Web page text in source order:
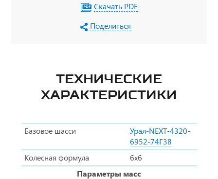
Скачать PDF
Поделиться
ТЕХНИЧЕСКИЕ
ХАРАКТЕРИСТИКИ
Базовое шасси
Урал-NEXT-4320-
6952-74Г38
Колесная формула
6х6
Параметры масс